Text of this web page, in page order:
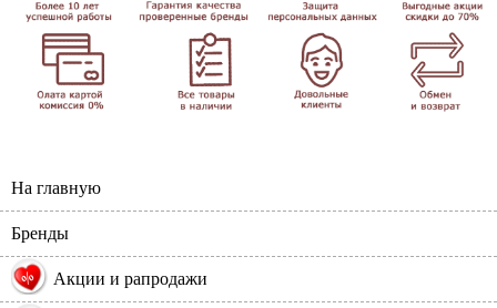
На главную
Бренды
% Акции и рапродажи